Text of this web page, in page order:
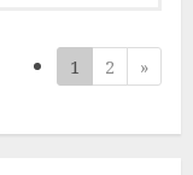
1 (current)
2 »Next